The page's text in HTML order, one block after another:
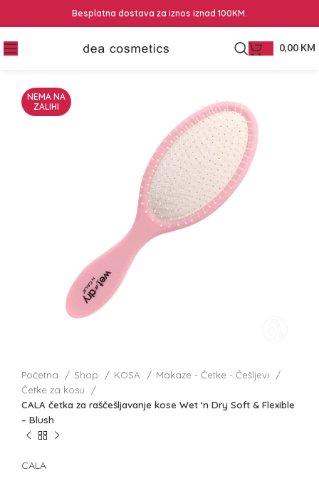
Besplatna dostava za iznos iznad 100KM.
0,00 KM
NEMA NA
ZALIHI
Početna Shop KOSA
Makaze - Četke - Češljevi
Četke za kosu
CALA četka za raščešljavanje kose Wet ‘n Dry Soft & Flexible
– Blush
CALA